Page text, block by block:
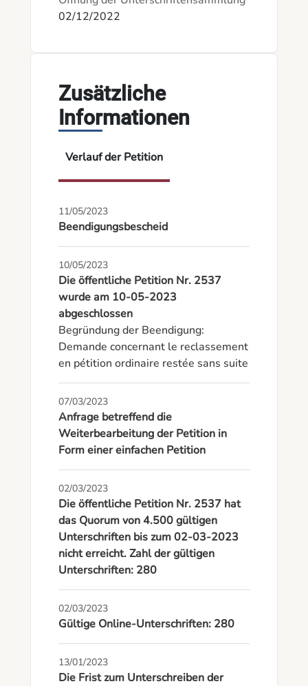
02/12/2022
Zusätzliche
Informationen
Verlauf der Petition
11/05/2023
Beendigungsbescheid
10/05/2023
Die öffentliche Petition Nr. 2537
wurde am 10-05-2023
abgeschlossen
Begründung der Beendigung:
Demande concernant le reclassement
en pétition ordinaire restée sans suite
07/03/2023
Anfrage betreffend die
Weiterbearbeitung der Petition in
Form einer einfachen Petition
02/03/2023
Die öffentliche Petition Nr. 2537 hat
das Quorum von 4.500 gültigen
Unterschriften bis zum 02-03-2023
nicht erreicht. Zahl der gültigen
Unterschriften: 280
02/03/2023
Gültige Online-Unterschriften: 280
13/01/2023
Die Frist zum Unterschreiben der